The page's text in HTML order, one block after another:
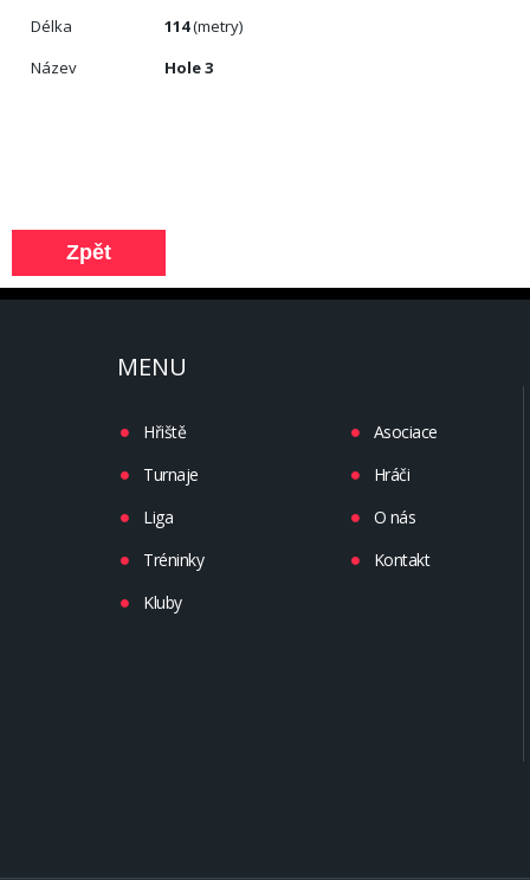
Délka
114(metry)
Název
Hole 3
MENU
Hřiště
Turnaje
Liga
Tréninky
Kluby
Asociace
Hráči
O nás
Kontakt